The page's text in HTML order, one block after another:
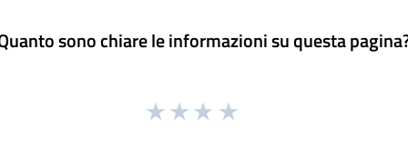
sono chiare le informazioni su questa